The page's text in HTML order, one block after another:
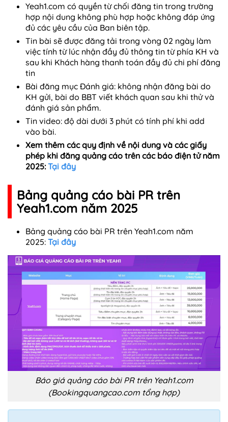
Yeah1.com có quyền từ chối đăng tin trong trường
hợp nội dung không phù hợp hoặc không đáp ứng
đủ các yêu cầu của Ban biên tập.
Tin bài sẽ được đăng tải trong vòng 02 ngày làm
việc tính từ lúc nhận đầy đủ thông tin từ phía KH và
sau khi Khách hàng thanh toán đầy đủ chi phí đăng
tin
Bài đăng mục Đánh giá: không nhận đăng bài do
KH gửi, bài do BBT viết khách quan sau khi thử và
đánh giá sản phẩm.
Tin video: độ dài dưới 3 phút có tính phí khi add
vào bài.
Xem thêm các quy định về nội dung và các giấy
phép khi đăng quảng cáo trên các báo điện tử năm
2025:Tại đây
Bảng quảng cáo bài PR trên
Yeah1.com năm 2025
Bảng quảng cáo bài PR trên Yeah1.com năm
2025: Tại đây
Báo giá quảng cáo bài PR trên Yeah1.com
(Bookingquangcao.com tổng hợp)​​​​